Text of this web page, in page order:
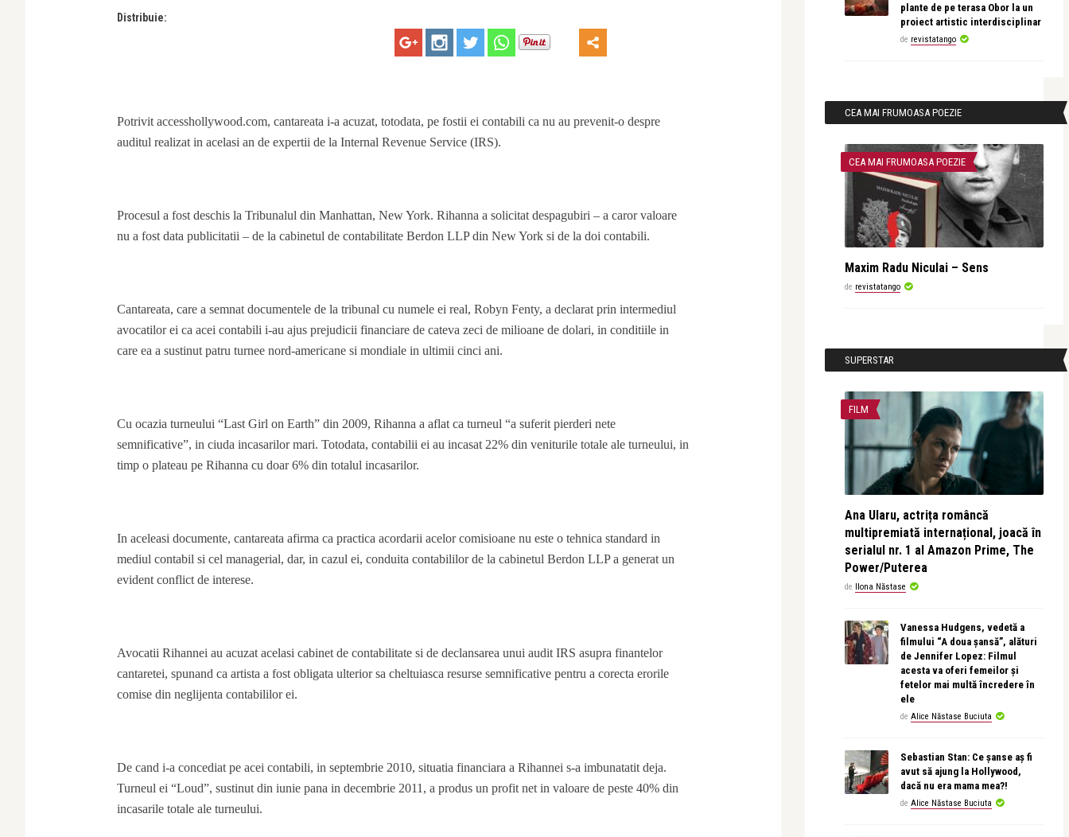
Distribuie:
Potrivit accesshollywood.com, cantareata i-a acuzat, totodata, pe fostii ei contabili ca nu au prevenit-o despre
auditul realizat in acelasi an de expertii de la Internal Revenue Service (IRS).
Procesul a fost deschis la Tribunalul din Manhattan, New York. Rihanna a solicitat despagubiri – a caror valoare
nu a fost data publicitatii – de la cabinetul de contabilitate Berdon LLP din New York si de la doi contabili.
Cantareata, care a semnat documentele de la tribunal cu numele ei real, Robyn Fenty, a declarat prin intermediul
avocatilor ei ca acei contabili i-au ajus prejudicii financiare de cateva zeci de milioane de dolari, in conditiile in
care ea a sustinut patru turnee nord-americane si mondiale in ultimii cinci ani.
Cu ocazia turneului “Last Girl on Earth” din 2009, Rihanna a aflat ca turneul “a suferit pierderi nete
semnificative”, in ciuda incasarilor mari. Totodata, contabilii ei au incasat 22% din veniturile totale ale turneului, in
timp o plateau pe Rihanna cu doar 6% din totalul incasarilor.
In aceleasi documente, cantareata afirma ca practica acordarii acelor comisioane nu este o tehnica standard in
mediul contabil si cel managerial, dar, in cazul ei, conduita contabililor de la cabinetul Berdon LLP a generat un
evident conflict de interese.
Avocatii Rihannei au acuzat acelasi cabinet de contabilitate si de declansarea unui audit IRS asupra finantelor
cantaretei, spunand ca artista a fost obligata ulterior sa cheltuiasca resurse semnificative pentru a corecta erorile
comise din neglijenta contabililor ei.
De cand i-a concediat pe acei contabili, in septembrie 2010, situatia financiara a Rihannei s-a imbunatatit deja.
Turneul ei “Loud”, sustinut din iunie pana in decembrie 2011, a produs un profit net in valoare de peste 40% din
incasarile totale ale turneului.
plante de pe terasa Obor la un
proiect artistic interdisciplinar
de revistatango
CEA MAI FRUMOASA POEZIE
CEA MAI FRUMOASA POEZIE
Maxim Radu Niculai – Sens
de revistatango
SUPERSTAR
FILM
Ana Ularu, actrița româncă
multipremiată internațional, joacă în
serialul nr. 1 al Amazon Prime, The
Power/Puterea
de Ilona Năstase
Vanessa Hudgens, vedetă a
filmului “A doua șansă”, alături
de Jennifer Lopez: Filmul
acesta va oferi femeilor și
fetelor mai multă încredere în
ele
de Alice Năstase Buciuta
Sebastian Stan: Ce șanse aș fi
avut să ajung la Hollywood,
dacă nu era mama mea?!
de Alice Năstase Buciuta